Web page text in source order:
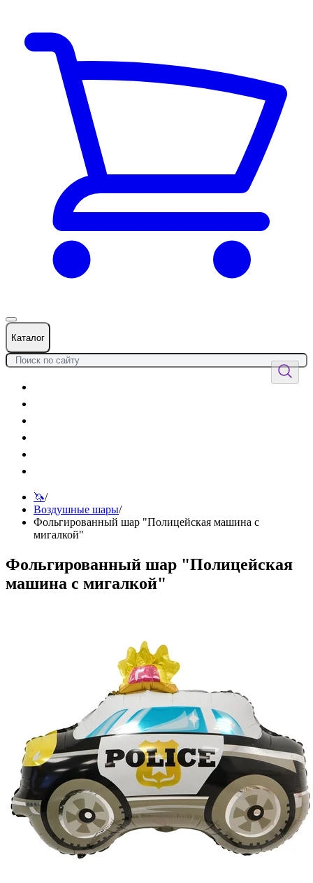
Каталог
🦄/
Воздушные шары/
Фольгированный шар "Полицейская машина с
мигалкой"
Фольгированный шар "Полицейская
машина с мигалкой"